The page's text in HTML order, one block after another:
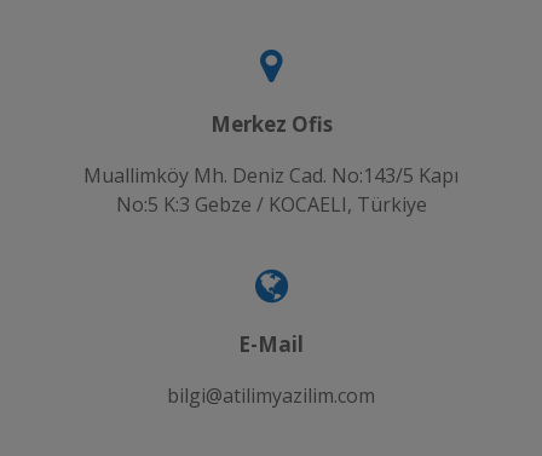
Merkez Ofis
Muallimköy Mh. Deniz Cad. No:143/5 Kapı
No:5 K:3 Gebze / KOCAELI, Türkiye
E-Mail
bilgi@atilimyazilim.com